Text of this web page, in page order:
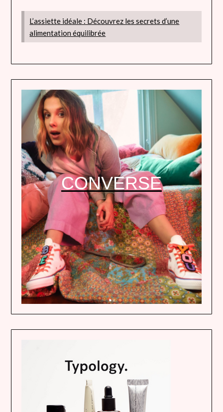
L’assiette idéale : Découvrez les secrets d’une
alimentation équilibrée
CONVERSE